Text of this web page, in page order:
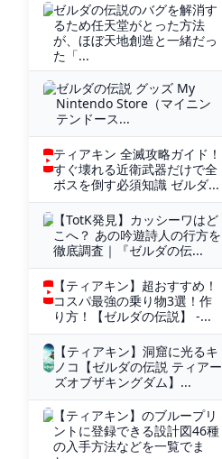
ゼルダの伝説のバグを解消す
るため任天堂がとった方法
が、ほぼ天地創造と一緒だっ
た「...
ゼルダの伝説 グッズ My
Nintendo Store（マイニン
テンドース...
ティアキン 全滅攻略ガイド！
すぐ壊れる近衛武器だけで全
ボスを倒す必須知識 ゼルダ...
【TotK発見】カッシーワはど
こへ？ あの吟遊詩人の行方を
徹底調査｜『ゼルダの伝...
【ティアキン】超おすすめ！
コスパ最強の乗り物3選！作
り方！【ゼルダの伝説】 -...
【ティアキン】洞窟に光るキ
ノコ【ゼルダの伝説 ティアー
ズオブザキングダム】...
【ティアキン】のブループリ
ントに登録できる設計図46種
の入手方法などを一覧でま